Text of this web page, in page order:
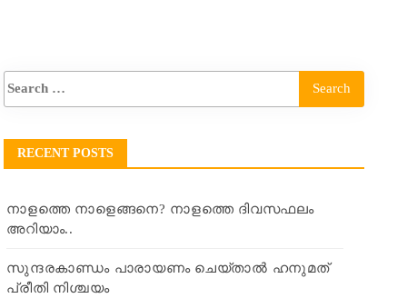
RECENT POSTS
നാളത്തെ നാളെങ്ങനെ? നാളത്തെ ദിവസഫലം
അറിയാം..
സുന്ദരകാണ്ഡം പാരായണം ചെയ്താൽ ഹനുമത്
പ്രീതി നിശ്ചയം